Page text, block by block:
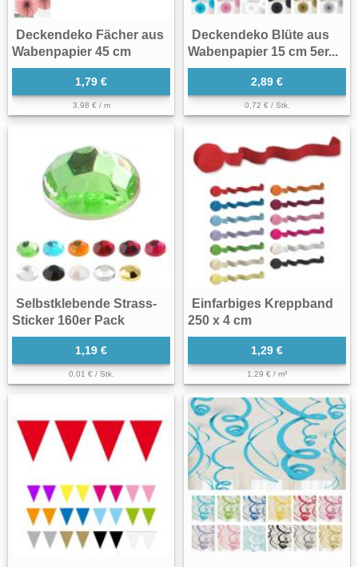
Deckendeko Fächer aus
Wabenpapier 45 cm
1,79 €
3,98 € / m
Deckendeko Blüte aus
Wabenpapier 15 cm 5er...
2,89 €
0,72 € / Stk.
Selbstklebende Strass-
Sticker 160er Pack
1,19 €
0,01 € / Stk.
Einfarbiges Kreppband
250 x 4 cm
1,29 €
1,29 € / m²